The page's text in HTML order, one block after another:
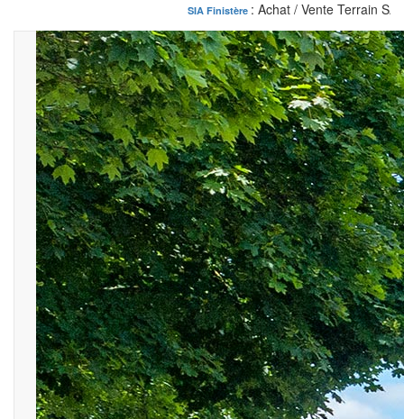
: Achat / Vente Terrain SAINT